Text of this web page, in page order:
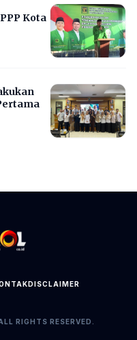
Kota
DISCLAIMER
RIGHTS RESERVED.